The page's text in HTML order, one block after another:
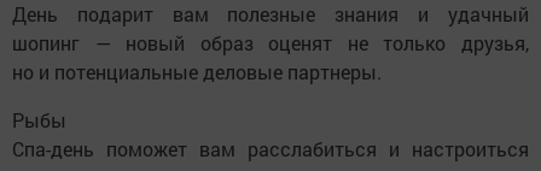
День подарит вам полезные знания и удачный
шопинг — новый образ оценят не только друзья,
но и потенциальные деловые партнеры.
Рыбы
Спа-день поможет вам расслабиться и настроиться